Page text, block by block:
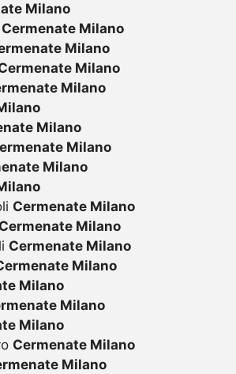
Milano
Cermenate Milano
Milano
Milano
Milano
Milano
Milano
Milano
Cermenate Milano
Cermenate Milano
Cermenate Milano
Milano
Milano
Milano
Milano
Cermenate Milano
Milano